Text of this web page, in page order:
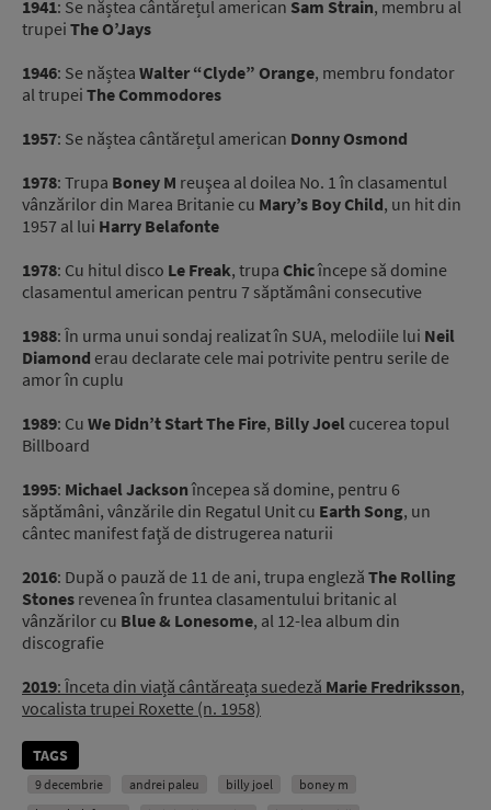
1941: Se năștea cântărețul american Sam Strain, membru al
trupei The O’Jays
1946: Se năștea Walter “Clyde” Orange, membru fondator
al trupei The Commodores
1957: Se năștea cântărețul american Donny Osmond
1978: Trupa Boney M reuşea al doilea No. 1 în clasamentul
vânzărilor din Marea Britanie cu Mary’s Boy Child, un hit din
1957 al lui Harry Belafonte
1978: Cu hitul disco Le Freak, trupa Chicîncepe să domine
clasamentul american pentru 7 săptămâni consecutive
1988: În urma unui sondaj realizat în SUA, melodiile lui Neil
Diamond erau declarate cele mai potrivite pentru serile de
amor în cuplu
1989: Cu We Didn’t Start The Fire, Billy Joel cucerea topul
Billboard
1995: Michael Jacksonîncepea să domine, pentru 6
săptămâni, vânzările din Regatul Unit cu Earth Song, un
cântec manifest faţă de distrugerea naturii
2016: După o pauză de 11 de ani, trupa engleză The Rolling
Stones revenea în fruntea clasamentului britanic al
vânzărilor cu Blue & Lonesome, al 12-lea album din
discografie
2019: Înceta din viață cântăreața suedeză Marie Fredriksson,
vocalista trupei Roxette (n. 1958)
TAGS
9 decembrie andrei paleu billy joel
boney m